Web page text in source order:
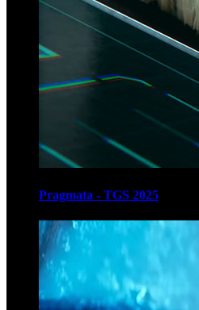
Pragmata - TGS 2025